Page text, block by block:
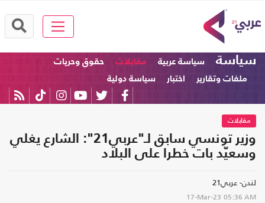
سياسة سياسة عربية مقابلات
حقوق وحريات
ملفات وتقارير
اختبار سياسة دولية
مقابلات
وزير تونسي سابق لـ"عربي21": الشارع يغلي
وسعيّد بات خطرا على البلاد
لندن- عربي21
17-Mar-23 05:36 AM